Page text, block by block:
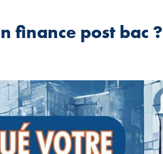
finance post bac ?